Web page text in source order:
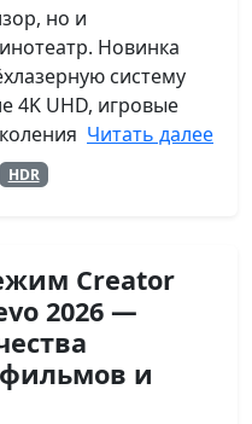
но и
Новинка
систему
4K UHD, игровые
Читать далее
HDR
Creator
2026 —
и